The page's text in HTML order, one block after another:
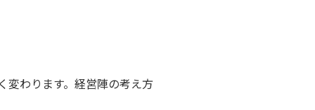
変わります。経営陣の考え方